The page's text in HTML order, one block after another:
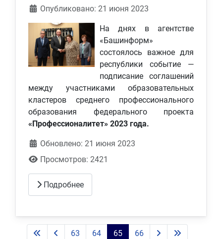
Информация о материале
Опубликовано: 21 июня 2023
На днях в агентстве
«Башинформ»
состоялось важное для
республики событие —
подписание соглашений
между участниками образовательных
кластеров среднего профессионального
образования федерального проекта
«Профессионалитет» 2023 года.
Обновлено: 21 июня 2023
Просмотров: 2421
Подробнее
63 64 65 66